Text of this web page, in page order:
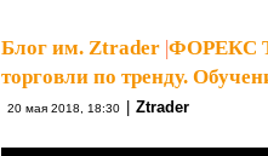
Блог им. Ztrader ФОРЕКС
торговли по тренду.
20 мая 2018, 18:30 Ztrader